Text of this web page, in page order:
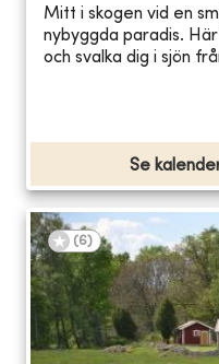
Mitt i skogen vid en
nybyggda paradis.
och svalka dig i sjön
Se
(6)